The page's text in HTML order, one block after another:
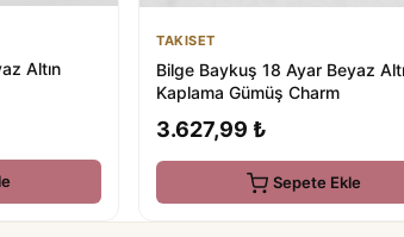
Altın
TAKISET
Bilge Baykuş 18 Ayar Beyaz
Kaplama Gümüş Charm
3.627,99 ₺
Sepete Ekle